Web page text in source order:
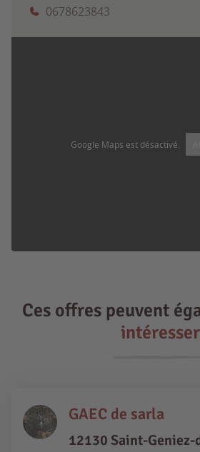
0678623843
Google Maps est désactivé.
Ces offres peuvent
intéresser
GAEC de sarla
12130 Saint-